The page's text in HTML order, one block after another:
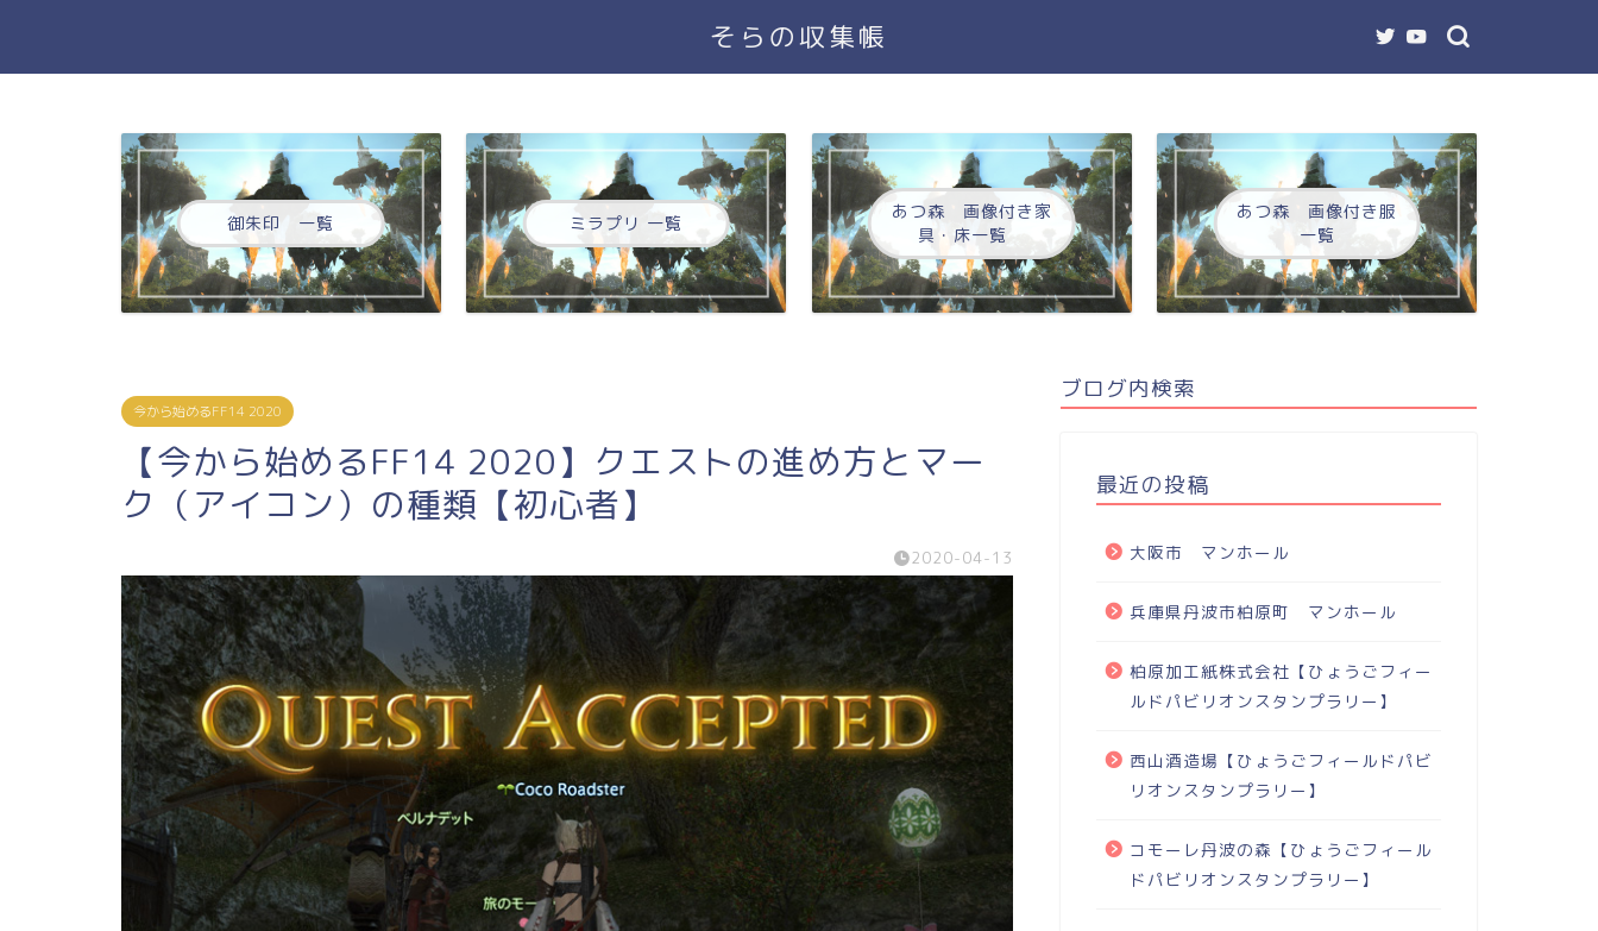
そらの収集帳
御朱印 一覧 ミラプリ 一覧
あつ森 画像付き家
具・床一覧
あつ森 画像付き服
一覧
今から始めるFF14 2020
【今から始めるFF14 2020】クエストの進め方とマー
ク（アイコン）の種類【初心者】
2020-04-13
ブログ内検索
最近の投稿
大阪市 マンホール
兵庫県丹波市柏原町 マンホール
柏原加工紙株式会社【ひょうごフィー
ルドパビリオンスタンプラリー】
西山酒造場【ひょうごフィールドパビ
リオンスタンプラリー】
コモーレ丹波の森【ひょうごフィール
ドパビリオンスタンプラリー】